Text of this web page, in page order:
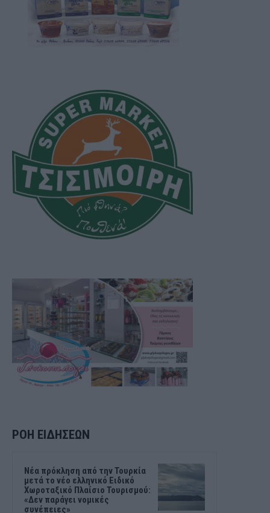
ΡΟΗ ΕΙΔΗΣΕΩΝ
Νέα πρόκληση από την Τουρκία
μετά το νέο ελληνικό Ειδικό
Χωροταξικό Πλαίσιο Τουρισμού:
«Δεν παράγει νομικές
συνέπειες»